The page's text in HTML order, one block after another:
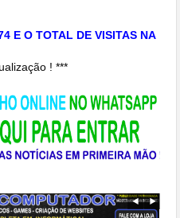
E O TOTAL DE VISITAS NA
! ***